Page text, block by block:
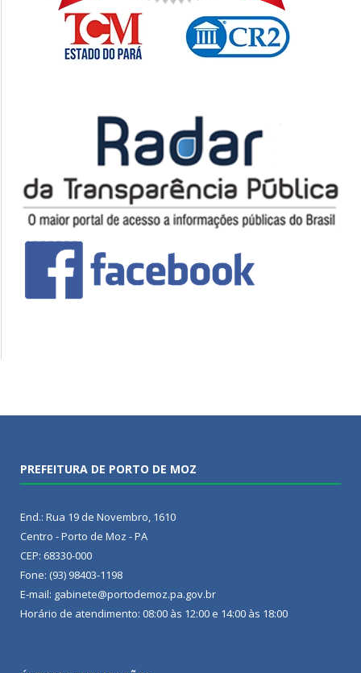
PREFEITURA DE PORTO DE MOZ
End.: Rua 19 de Novembro, 1610
Centro - Porto de Moz - PA
CEP: 68330-000
Fone: (93) 98403-1198
E-mail: gabinete@portodemoz.pa.gov.br
Horário de atendimento: 08:00 às 12:00 e 14:00 às 18:00